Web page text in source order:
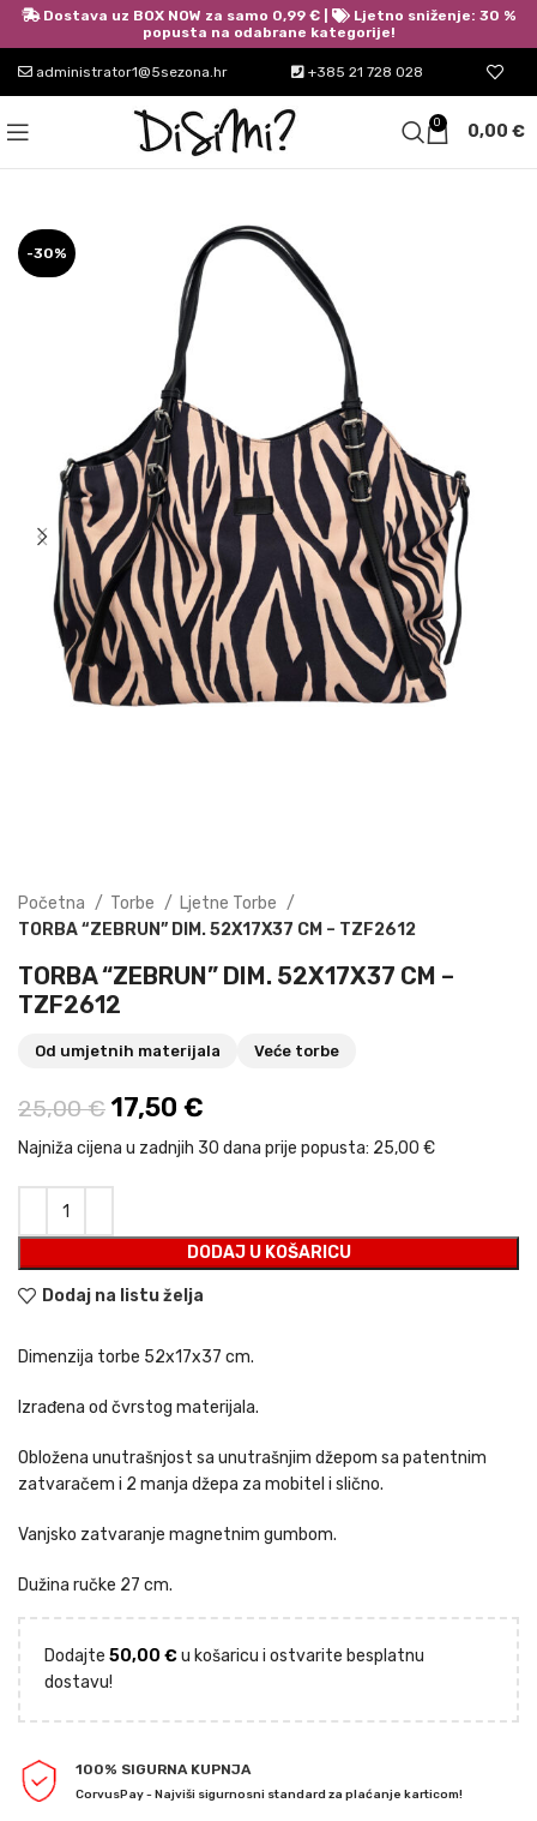
administrator1@5sezona.hr +385 21 728 028
0 0,00 €
-30%
Početna Torbe
Ljetne Torbe
TORBA “ZEBRUN” DIM. 52X17X37 CM – TZF2612
TORBA “ZEBRUN” DIM. 52X17X37 CM –
TZF2612
Od umjetnih materijala Veće torbe
25,00€ Izvorna cijena bila je: 25,00 €.
17,50 €
Najniža cijena u zadnjih 30 dana prije popusta: 25,00 €
DODAJ U KOŠARICU
Dodaj na listu želja
Dimenzija torbe 52x17x37 cm.
Izrađena od čvrstog materijala.
Obložena unutrašnjost sa unutrašnjim džepom sa patentnim
zatvaračem i 2 manja džepa za mobitel i slično.
Vanjsko zatvaranje magnetnim gumbom.
Dužina ručke 27 cm.
Dodajte 50,00 € u košaricu i ostvarite besplatnu
dostavu!
100% SIGURNA KUPNJA
CorvusPay - Najviši sigurnosni standard za plaćanje karticom!
Dostava uz BOX NOW za samo 0,99 € |
Ljetno sniženje: 30 %
popusta na odabrane kategorije!